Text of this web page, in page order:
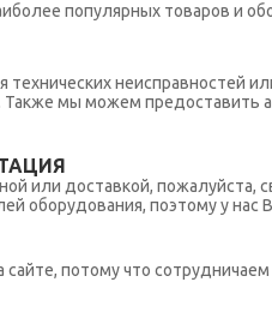
популярных товаров и
неисправностей
мы можем предоставить
или доставкой, пожалуйста,
оборудования, поэтому у
потому что